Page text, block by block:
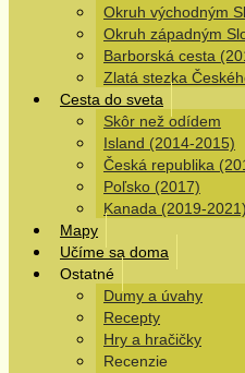
Okruh východným
Okruh západným
Barborská cesta
Zlatá stezka
Cesta do sveta
Skôr než odídem
Island (2014-2015)
Česká republika
Poľsko (2017)
Kanada (2019-2021)
Mapy
Učíme sa doma
Ostatné
Dumy a úvahy
Recepty
Hry a hračičky
Recenzie